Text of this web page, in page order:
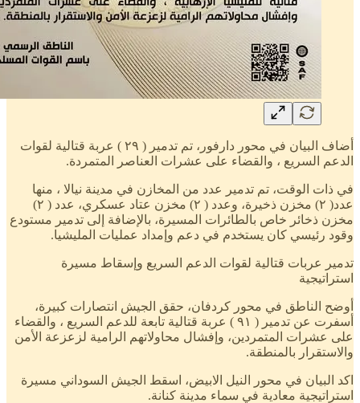
أضاف البيان في محور دارفور، تم تدمير ( ٢٩ ) عربة قتالية لقوات
الدعم السريع ، والقضاء على عشرات العناصر المتمردة.
في ذات الوقت، تم تدمير عدد من المخازن في مدينة نيالا ، منها
عدد( ٢) مخزن ذخيرة، وعدد ( ٢) مخزن عتاد عسكري، عدد ( ٢)
مخزن ذخائر خاص بالطائرات المسيرة، بالإضافة إلى تدمير مستودع
وقود رئيسي كان يستخدم في دعم وإمداد عمليات المليشيا.
تدمير عربات قتالية لقوات الدعم السريع وإسقاط مسيرة
استراتيجية
أوضح الناطق في محور كردفان، حقق الجيش انتصارات كبيرة،
أسفرت عن تدمير ( ٩١ ) عربة قتالية تابعة للدعم السريع ، والقضاء
على عشرات المتمردين، وإفشال محاولاتهم الرامية لزعزعة الأمن
والاستقرار بالمنطقة.
اكد البيان في محور النيل الابيض، اسقط الجيش السوداني مسيرة
استراتيجية معادية في سماء مدينة كنانة.